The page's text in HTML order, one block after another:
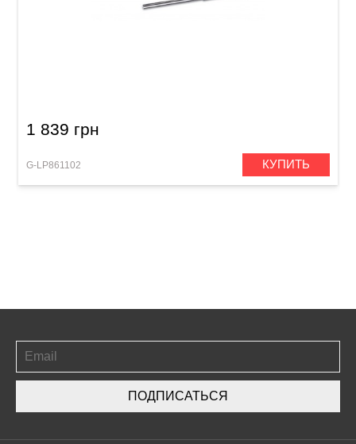
1 839 грн
G-LP861102 КУПИТЬ
ПОДПИСАТЬСЯ